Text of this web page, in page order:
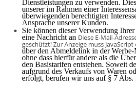
Dienstleistungen zu verwen­den.
unserer im Rahmen einer
überwiegenden berechtigten
Ansprache unserer Kunden.
Sie können dieser Verwendung
eine Nachricht an Diese E-Mail-
geschützt! Zur Anzeige muss
über den Abmeldelink in der
ohne dass hierfür an­dere als die
den Basistarifen entstehen. Soweit
aufgrund des Ver­kaufs von Waren
erfolgt, berufen wir uns auf § 7